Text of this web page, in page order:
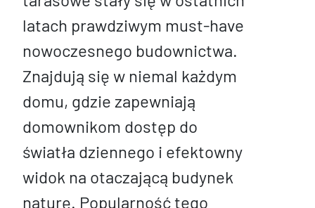
latach prawdziwym must-have
nowoczesnego budownictwa.
Znajdują się w niemal każdym
domu, gdzie zapewniają
domownikom dostęp do
światła dziennego i efektowny
widok na otaczającą budynek
naturę. Popularność tego